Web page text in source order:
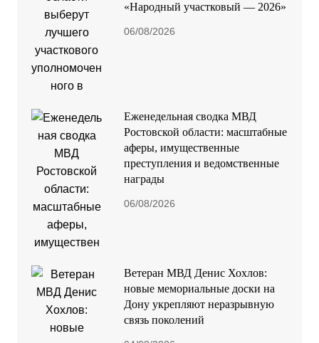
«Народный участковый — 2026»
06/08/2026
Еженедельная сводка МВД
Ростовской области: масштабные
аферы, имущественные
преступления и ведомственные
награды
06/08/2026
Ветеран МВД Денис Хохлов:
новые мемориальные доски на
Дону укрепляют неразрывную
связь поколений